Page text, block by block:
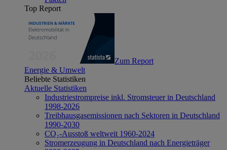
Top Report
Zum Report
Energie & Umwelt
Beliebte Statistiken
Aktuelle Statistiken
Industriestrompreise inkl. Stromsteuer in Deutschland
1998-2026
Treibhausgasemissionen nach Sektoren in Deutschland
1990-2030
CO₂-Ausstoß weltweit 1960-2024
Stromerzeugung in Deutschland nach Energieträger